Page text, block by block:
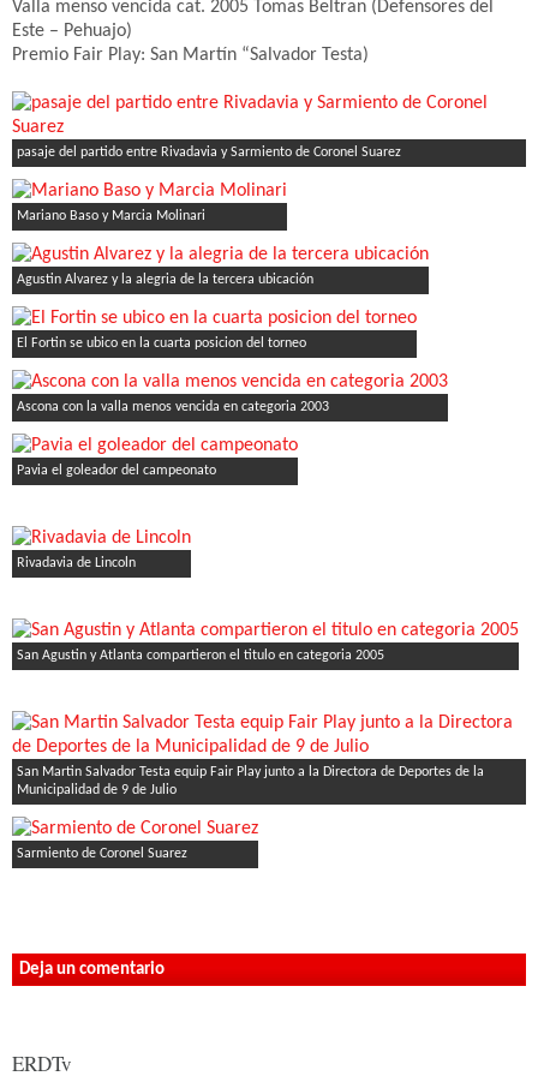
Valla menso vencida cat. 2005 Tomas Beltran (Defensores del
Este – Pehuajo)
Premio Fair Play: San Martín “Salvador Testa)
pasaje del partido entre Rivadavia y Sarmiento de Coronel Suarez
Mariano Baso y Marcia Molinari
Agustin Alvarez y la alegria de la tercera ubicación
El Fortin se ubico en la cuarta posicion del torneo
Ascona con la valla menos vencida en categoria 2003
Pavia el goleador del campeonato
Rivadavia de Lincoln
San Agustin y Atlanta compartieron el titulo en categoria 2005
San Martin Salvador Testa equip Fair Play junto a la Directora de Deportes de la
Municipalidad de 9 de Julio
Sarmiento de Coronel Suarez
Deja un comentario
ERDTv